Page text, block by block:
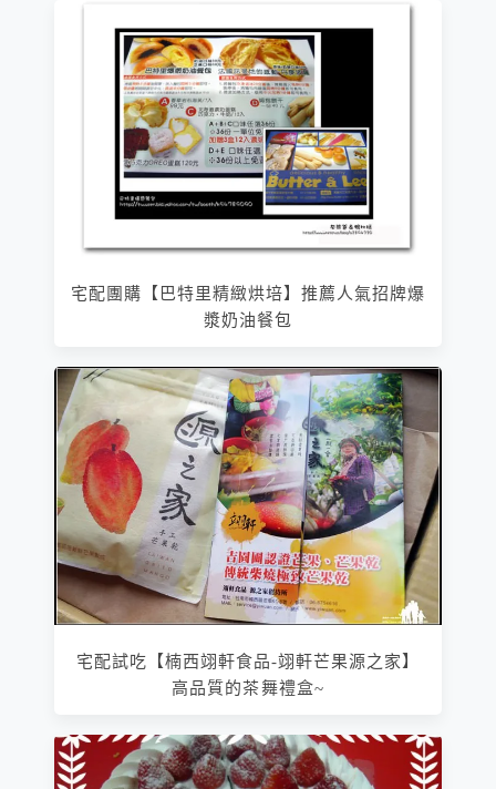
宅配團購【巴特里精緻烘培】推薦人氣招牌爆
漿奶油餐包
宅配試吃【楠西翊軒食品-翊軒芒果源之家】
高品質的茶舞禮盒~